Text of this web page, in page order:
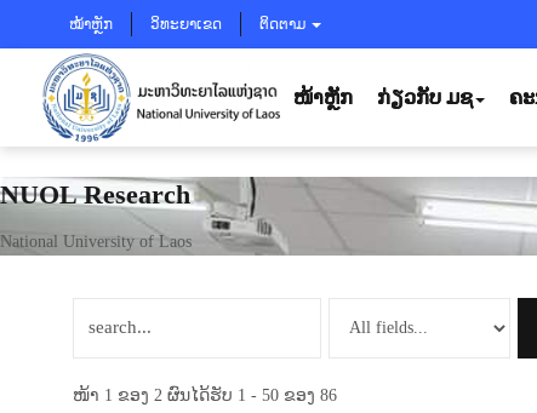
ໝ້າຫຼັກ ວິທະຍາເຂດ ຕິດຕາມ
ໜ້າຫຼັກ ກ່ຽວກັບ ມຊ ຄ
NUOL Research
National University of Laos
ໜ້າ 1 ຂອງ 2 ຜົນໄດ້ຮັບ 1 - 50 ຂອງ 86